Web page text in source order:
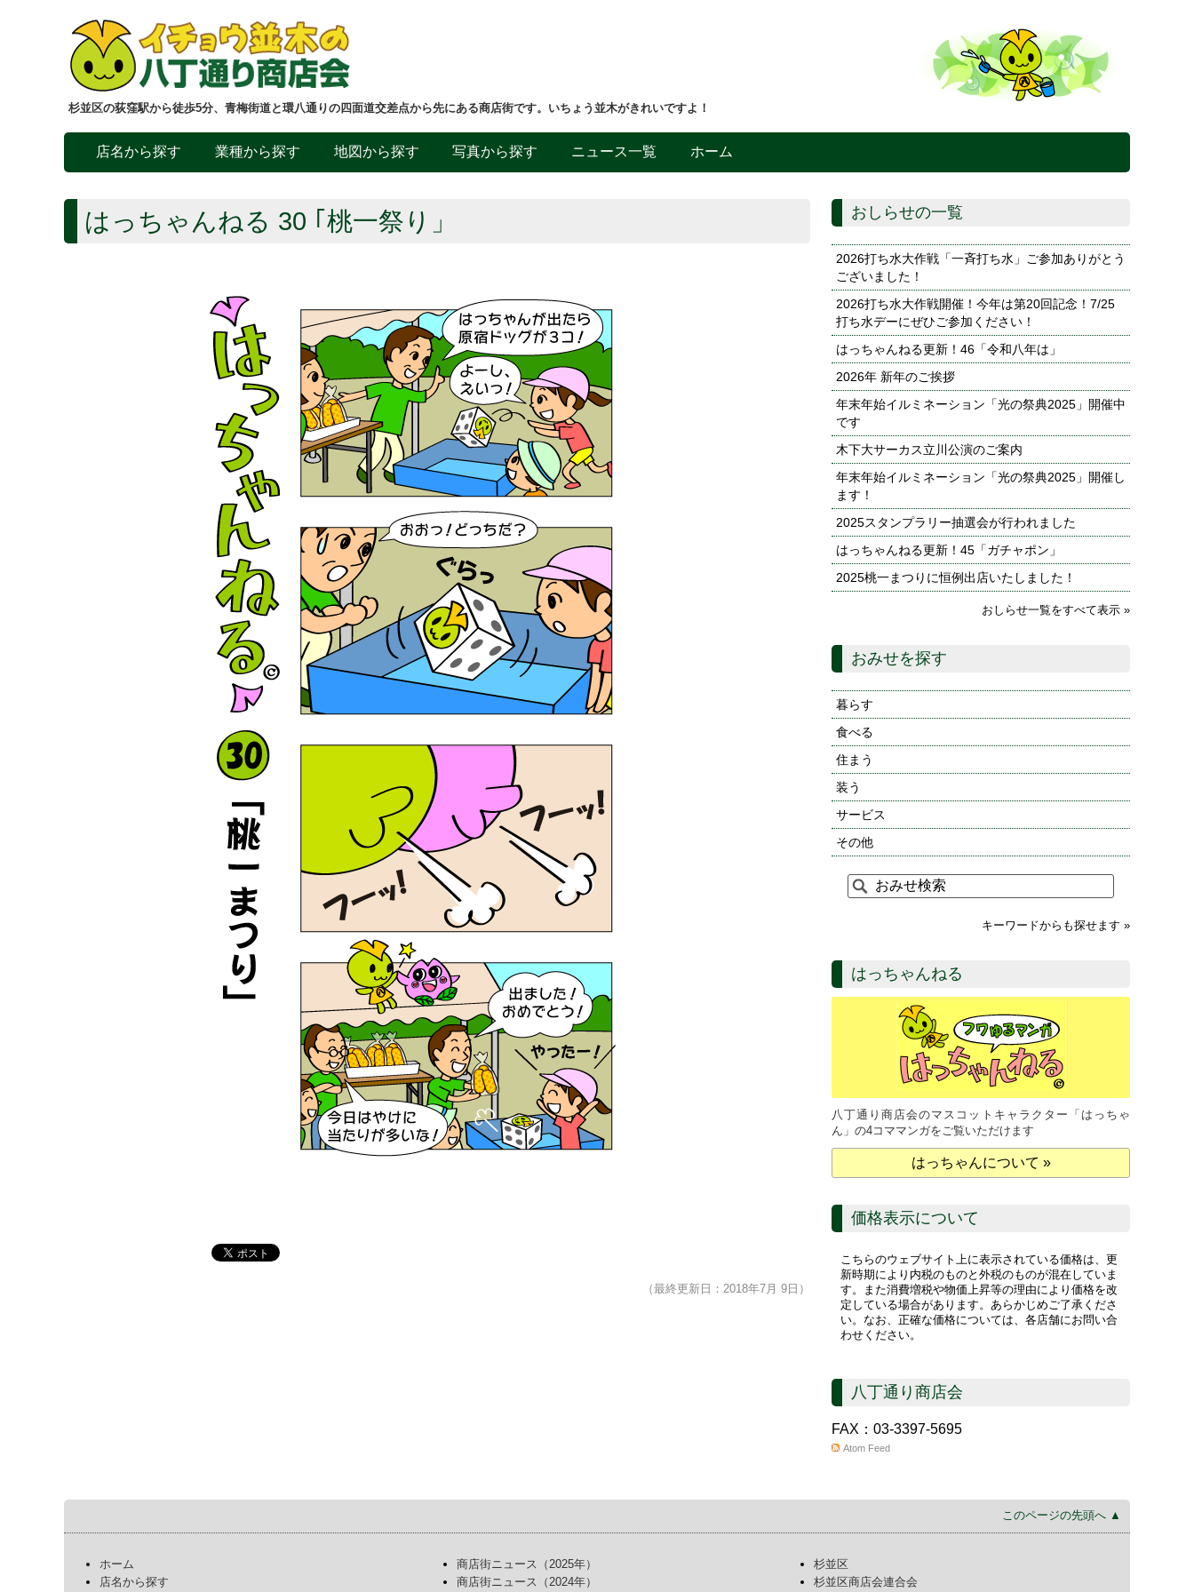
杉並区の荻窪駅から徒歩5分、青梅街道と環八通りの四面道交差点から先にある商店街です。いちょう並木がきれいですよ！
店名から探す 業種から探す 地図から探す 写真から探す ニュース一覧 ホーム
はっちゃんねる 30 ｢桃一祭り」
（最終更新日：2018年7月 9日）
おしらせの一覧
2026打ち水大作戦「一斉打ち水」ご参加ありがとう
ございました！
2026打ち水大作戦開催！今年は第20回記念！7/25
打ち水デーにぜひご参加ください！
はっちゃんねる更新！46「令和八年は」
2026年 新年のご挨拶
年末年始イルミネーション「光の祭典2025」開催中
です
木下大サーカス立川公演のご案内
年末年始イルミネーション「光の祭典2025」開催し
ます！
2025スタンプラリー抽選会が行われました
はっちゃんねる更新！45「ガチャポン」
2025桃一まつりに恒例出店いたしました！
おしらせ一覧をすべて表示 »
おみせを探す
暮らす
食べる
住まう
装う
サービス
その他
キーワードからも探せます »
はっちゃんねる
八丁通り商店会のマスコットキャラクター「はっちゃ
ん」の4コママンガをご覧いただけます
はっちゃんについて »
価格表示について
こちらのウェブサイト上に表示されている価格は、更
新時期により内税のものと外税のものが混在していま
す。また消費増税や物価上昇等の理由により価格を改
定している場合があります。あらかじめご了承くださ
い。なお、正確な価格については、各店舗にお問い合
わせください。
八丁通り商店会
FAX：03-3397-5695
Atom Feed
このページの先頭へ ▲
ホーム
店名から探す
商店街ニュース（2025年）
商店街ニュース（2024年）
杉並区
杉並区商店会連合会